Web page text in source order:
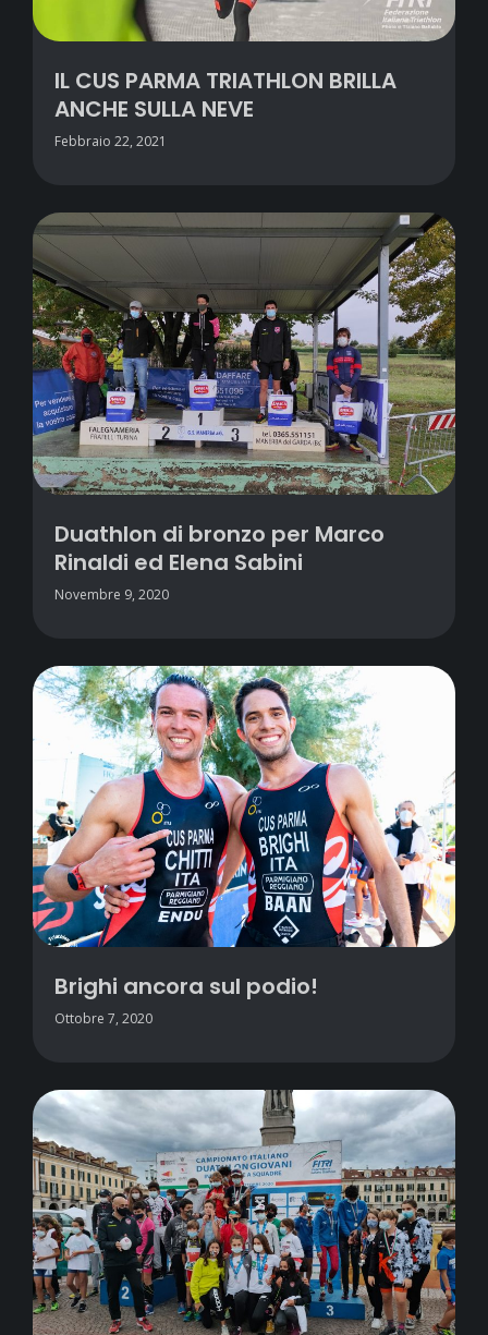
IL CUS PARMA TRIATHLON BRILLA
ANCHE SULLA NEVE
Febbraio 22, 2021
Duathlon di bronzo per Marco
Rinaldi ed Elena Sabini
Novembre 9, 2020
Brighi ancora sul podio!
Ottobre 7, 2020